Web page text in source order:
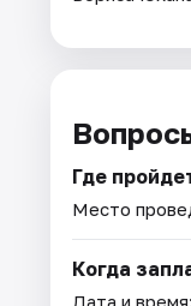
Где
Место
Когда
Дата и время: